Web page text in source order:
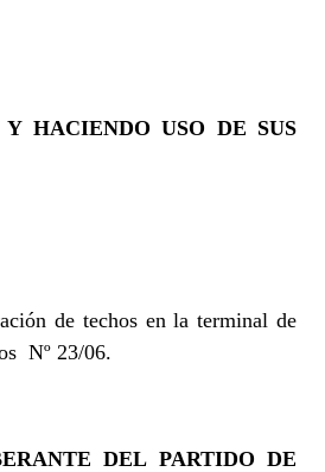
HACIENDO USO DE SUS
de techos en la terminal de
Nº 23/06.
DEL PARTIDO DE